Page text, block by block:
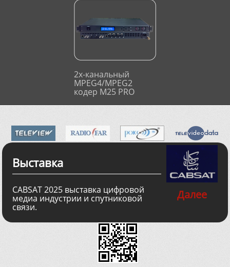
2х-канальный
MPEG4/MPEG2
кодер M25 PRO
Выставка
CABSAT 2025 выставка цифровой
медиа индустрии и спутниковой
связи.
Далее